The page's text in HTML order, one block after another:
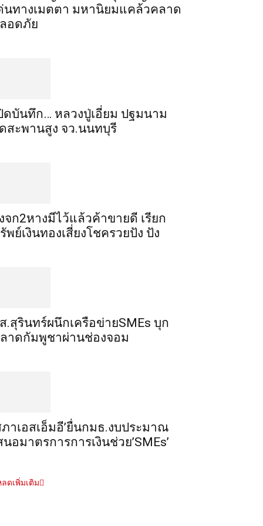
นทางเมตตา​ มหา​นิยม​แคล้วคลาด​
อดภัย​
ดบันทึก… หลวงปู่เอี่ยม ​ปฐม​นาม​
สะพานสูง​ จว.นนทบุรี
จก​2​หาง​มีไว้แล้ว​ค้าขาย​ดี​ เรียก​
พย์เงินทอง​เสี่ยงโชค​รวยปัง​ ปัง​
.สุรินทร์ผนึกเครือข่ายSMEs บุก
าดกัมพูชาผ่านช่องจอม
ภาเอสเอ็มอี’ยื่นกมธ.งบประมาณ
นอมาตรการการเงินช่วย’SMEs’
ดเพิ่มเติม